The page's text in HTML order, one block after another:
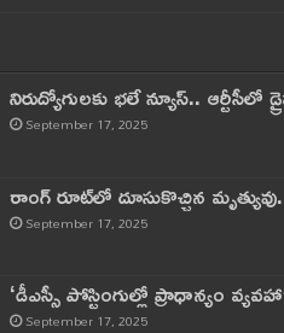
నిరుద్యోగులకు భలే న్యూస్.. ఆర్టీసీలో
September 17, 2025
రాంగ్ రూట్‌లో దూసుకొచ్చిన
September 17, 2025
‘డీఎస్సీ పోస్టింగుల్లో ప్రాధాన్యం
September 17, 2025